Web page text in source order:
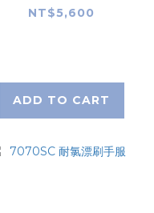
NT$5,600
ADD TO CART